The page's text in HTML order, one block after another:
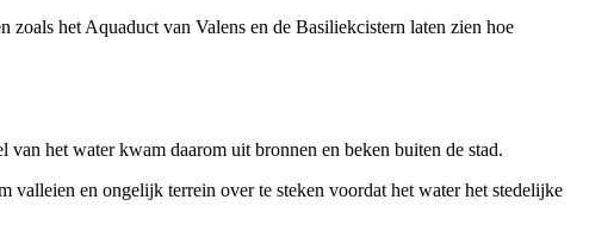
het Aquaduct van Valens en de Basiliekcistern laten zien hoe
het water kwam daarom uit bronnen en beken buiten de stad.
en ongelijk terrein over te steken voordat het water het stedelijke